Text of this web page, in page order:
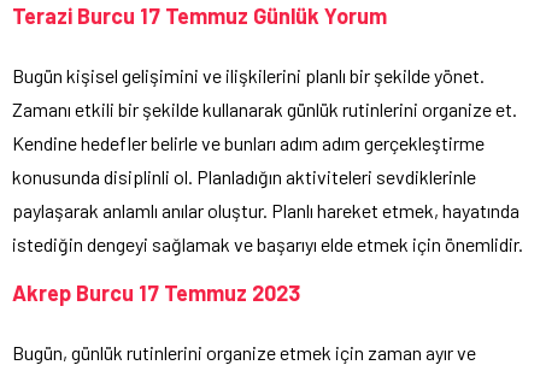
Terazi Burcu 17 Temmuz Günlük Yorum
Bugün kişisel gelişimini ve ilişkilerini planlı bir şekilde yönet.
Zamanı etkili bir şekilde kullanarak günlük rutinlerini organize et.
Kendine hedefler belirle ve bunları adım adım gerçekleştirme
konusunda disiplinli ol. Planladığın aktiviteleri sevdiklerinle
paylaşarak anlamlı anılar oluştur. Planlı hareket etmek, hayatında
istediğin dengeyi sağlamak ve başarıyı elde etmek için önemlidir.
Akrep Burcu 17 Temmuz 2023
Bugün, günlük rutinlerini organize etmek için zaman ayır ve